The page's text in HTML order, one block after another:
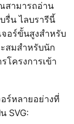
สามารถอ่าน
รื่น ไลบรารีนี้
อร์ขั้นสูงสำหรับ
สมสำหรับนัก
ครงการเข้า
ร์หลายอย่างที่
SVG: